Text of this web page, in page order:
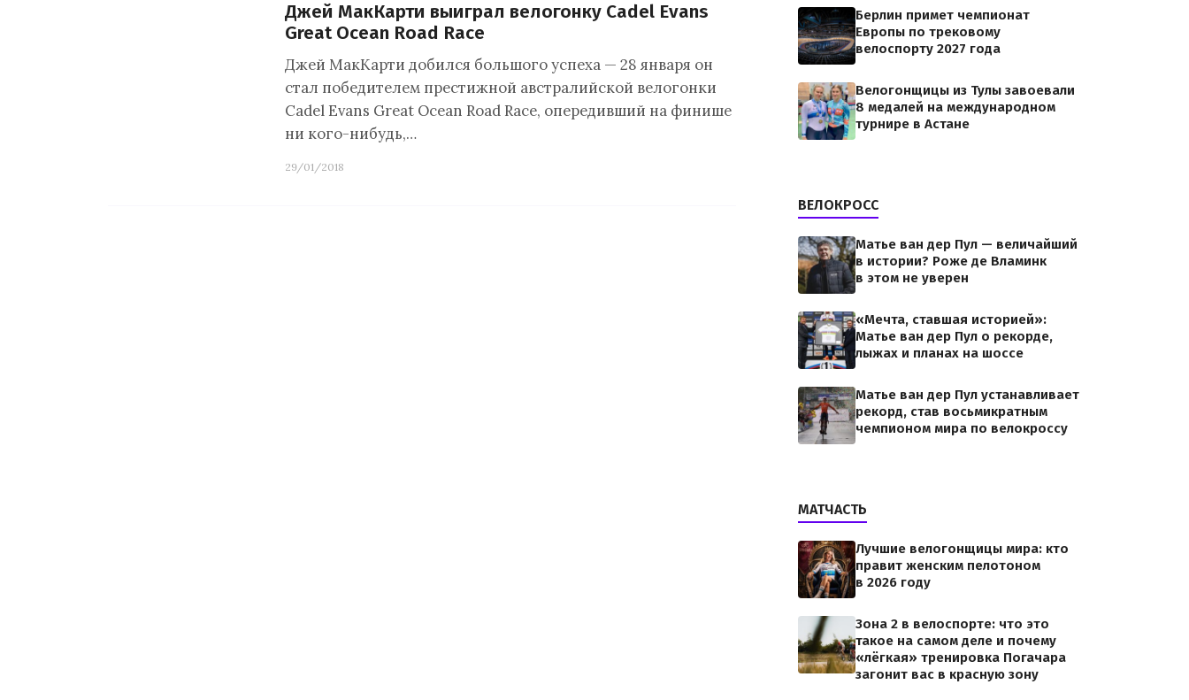
Джей МакКарти выиграл велогонку Cadel Evans
Great Ocean Road Race
Джей МакКарти добился большого успеха — 28 января он
стал победителем престижной австралийской велогонки
Cadel Evans Great Ocean Road Race, опередивший на финише
ни кого-нибудь,…
29/01/2018
Берлин примет чемпионат
Европы по трековому
велоспорту 2027 года
Велогонщицы из Тулы завоевали
8 медалей на международном
турнире в Астане
ВЕЛОКРОСС
Матье ван дер Пул — величайший
в истории? Роже де Вламинк
в этом не уверен
«Мечта, ставшая историей»:
Матье ван дер Пул о рекорде,
лыжах и планах на шоссе
Матье ван дер Пул устанавливает
рекорд, став восьмикратным
чемпионом мира по велокроссу
МАТЧАСТЬ
Лучшие велогонщицы мира: кто
правит женским пелотоном
в 2026 году
Зона 2 в велоспорте: что это
такое на самом деле и почему
«лёгкая» тренировка Погачара
загонит вас в красную зону